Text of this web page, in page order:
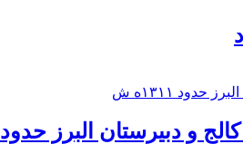
دبيرستان البرز حدود ۱۳۱۱ه ش